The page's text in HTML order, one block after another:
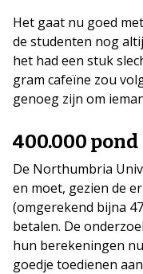
Het gaat nu goed
de studenten nog
het had een stuk
gram cafeïne zou
genoeg zijn om
400.000 pond
De Northumbria
en moet, gezien de
(omgerekend bijna
betalen. De
hun berekeningen
goedje toedienen